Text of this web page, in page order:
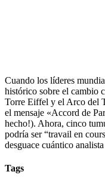
Cuando los líderes
histórico sobre el cambio
Torre Eiffel y el Arco del
el mensaje «Accord de
hecho!). Ahora, cinco
podría ser “travail en
desguace cuántico
Tags